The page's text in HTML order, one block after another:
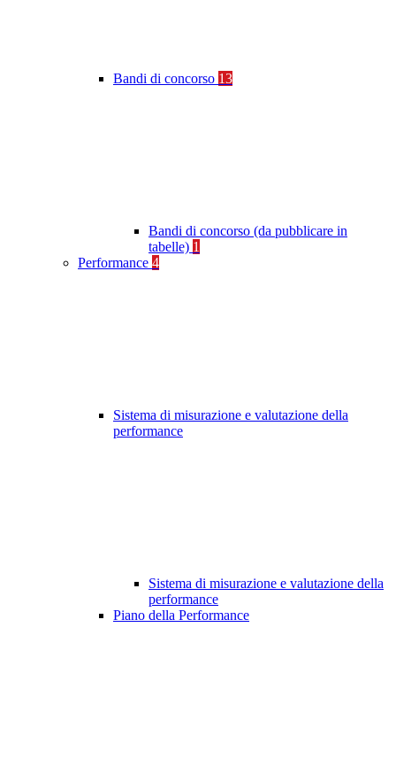
Bandi di concorso 13
Bandi di concorso (da pubblicare in
tabelle) 1
Performance 4
Sistema di misurazione e valutazione della
performance
Sistema di misurazione e valutazione della
performance
Piano della Performance